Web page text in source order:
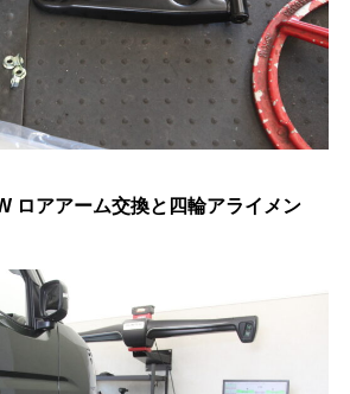
ロアアーム交換と四輪アライメン